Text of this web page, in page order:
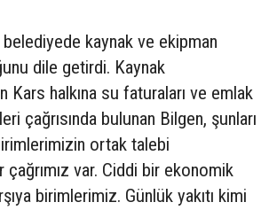
kaynak ve ekipman
dile getirdi. Kaynak
Kars halkına su faturaları ve emlak
çağrısında bulunan Bilgen, şunları
ortak talebi
var. Ciddi bir ekonomik
birimlerimiz. Günlük yakıtı kimi